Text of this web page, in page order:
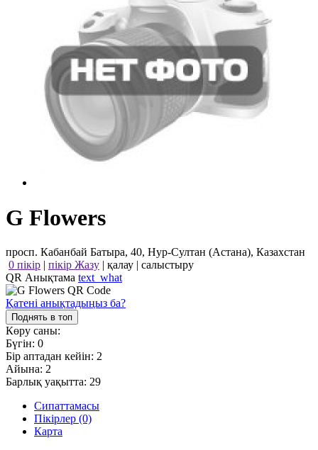
G Flowers
просп. Кабанбай Батыра, 40, Нур-Султан (Астана), Казахстан
0 пікір | пікір Жазу | қалау | салыстыру
QR Анықтама text_what
Қатені анықтадыңыз ба?
Поднять в топ
Көру саны:
Бүгін: 0
Бір аптадан кейін: 2
Айына: 2
Барлық уақытта: 29
Сипаттамасы
Пікірлер (0)
Карта